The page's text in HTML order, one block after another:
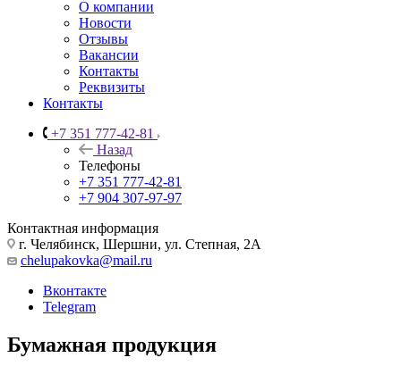
О компании
Новости
Отзывы
Вакансии
Контакты
Реквизиты
Контакты
+7 351 777-42-81
Назад
Телефоны
+7 351 777-42-81
+7 904 307-97-97
Контактная информация
г. Челябинск, Шершни, ул. Степная, 2А
chelupakovka@mail.ru
Вконтакте
Telegram
Бумажная продукция